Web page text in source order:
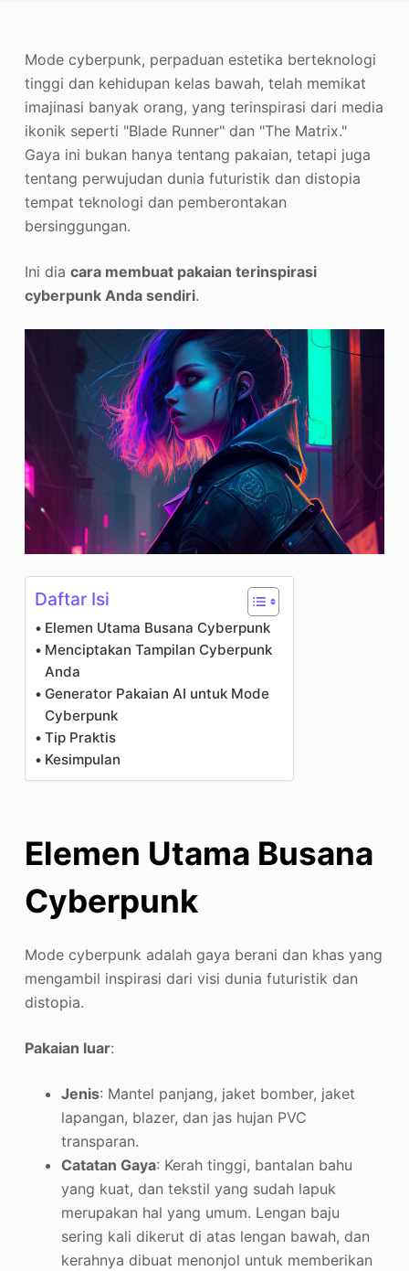
Hak Cipta Gambar
Mode cyberpunk, perpaduan estetika berteknologi
tinggi dan kehidupan kelas bawah, telah memikat
imajinasi banyak orang, yang terinspirasi dari media
ikonik seperti "Blade Runner" dan "The Matrix."
Gaya ini bukan hanya tentang pakaian, tetapi juga
tentang perwujudan dunia futuristik dan distopia
tempat teknologi dan pemberontakan
bersinggungan.
Ini dia cara membuat pakaian terinspirasi
cyberpunk Anda sendiri.
Daftar Isi
Elemen Utama Busana Cyberpunk
Menciptakan Tampilan Cyberpunk
Anda
Generator Pakaian AI untuk Mode
Cyberpunk
Tip Praktis
Kesimpulan
Elemen Utama Busana
Cyberpunk
Mode cyberpunk adalah gaya berani dan khas yang
mengambil inspirasi dari visi dunia futuristik dan
distopia.
Pakaian luar:
Jenis: Mantel panjang, jaket bomber, jaket
lapangan, blazer, dan jas hujan PVC
transparan.
Catatan Gaya: Kerah tinggi, bantalan bahu
yang kuat, dan tekstil yang sudah lapuk
merupakan hal yang umum. Lengan baju
sering kali dikerut di atas lengan bawah, dan
kerahnya dibuat menonjol untuk memberikan